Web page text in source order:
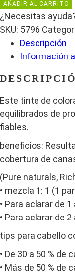
COLOR
PERFECT
COLORACION
CREMA
4/66
MEDIANO
VIOLETA
INTENSO
60
ML
AÑADIR AL CARRITO
¿Necesitas
SKU: 5796
Descripción
Información
Este tinte de
equilibrados de
fiables.
beneficios:
cobertura de
(Pure naturals,
• mezcla 1: 1 (1
• Para aclarar de
• Para aclarar de
tips para cabello
• De 30 a 50 %
• Más de 50 % de